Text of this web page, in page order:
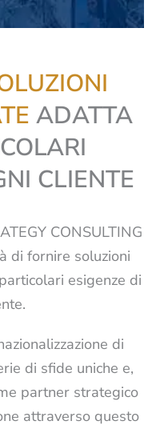
ADATTA
CLIENTE
CONSULTING
di fornire soluzioni
esigenze di
di
di sfide uniche e,
partner strategico
attraverso questo